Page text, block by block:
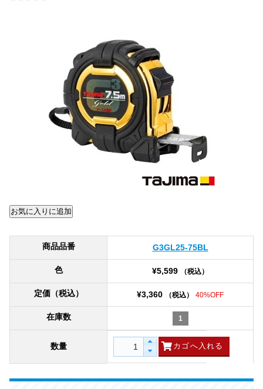
商品品番 G3GL25-75BL
色 ¥5,599 （税込）
定価（税込） ¥3,360 （税込） 40%OFF
在庫数 1
数量